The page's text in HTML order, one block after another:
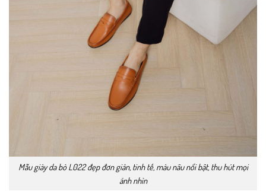
Mẫu giày da bò L022 đẹp đơn giản, tinh tế, màu nâu nổi bật, thu hút mọi
ánh nhìn